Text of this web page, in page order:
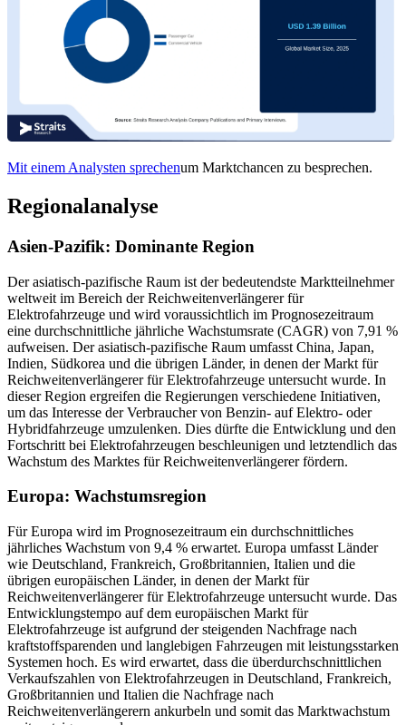
Mit einem Analysten sprechenum Marktchancen zu besprechen.
Regionalanalyse
Asien-Pazifik: Dominante Region
Der asiatisch-pazifische Raum ist der bedeutendste Marktteilnehmer
weltweit im Bereich der Reichweitenverlängerer für
Elektrofahrzeuge und wird voraussichtlich im Prognosezeitraum
eine durchschnittliche jährliche Wachstumsrate (CAGR) von 7,91 %
aufweisen. Der asiatisch-pazifische Raum umfasst China, Japan,
Indien, Südkorea und die übrigen Länder, in denen der Markt für
Reichweitenverlängerer für Elektrofahrzeuge untersucht wurde. In
dieser Region ergreifen die Regierungen verschiedene Initiativen,
um das Interesse der Verbraucher von Benzin- auf Elektro- oder
Hybridfahrzeuge umzulenken. Dies dürfte die Entwicklung und den
Fortschritt bei Elektrofahrzeugen beschleunigen und letztendlich das
Wachstum des Marktes für Reichweitenverlängerer fördern.
Europa: Wachstumsregion
Für Europa wird im Prognosezeitraum ein durchschnittliches
jährliches Wachstum von 9,4 % erwartet. Europa umfasst Länder
wie Deutschland, Frankreich, Großbritannien, Italien und die
übrigen europäischen Länder, in denen der Markt für
Reichweitenverlängerer für Elektrofahrzeuge untersucht wurde. Das
Entwicklungstempo auf dem europäischen Markt für
Elektrofahrzeuge ist aufgrund der steigenden Nachfrage nach
kraftstoffsparenden und langlebigen Fahrzeugen mit leistungsstarken
Systemen hoch. Es wird erwartet, dass die überdurchschnittlichen
Verkaufszahlen von Elektrofahrzeugen in Deutschland, Frankreich,
Großbritannien und Italien die Nachfrage nach
Reichweitenverlängerern ankurbeln und somit das Marktwachstum